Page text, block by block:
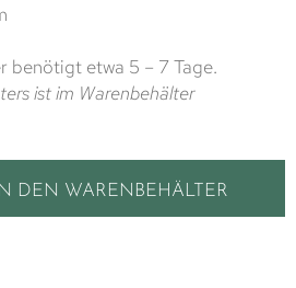
benötigt etwa 5 – 7 Tage.
ist im Warenbehälter
IN DEN WARENBEHÄLTER